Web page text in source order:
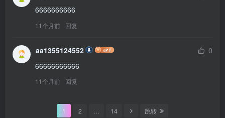
6666666666
11个月前 回复
aa1355124552
0
66666666666
11个月前 回复
1 2 14 跳转